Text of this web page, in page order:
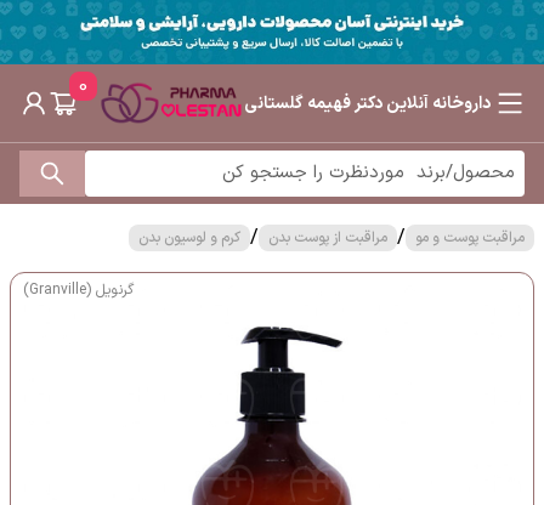
داروخانه آنلاین دکتر فهیمه گلستانی
0
مراقبت پوست و مو / مراقبت از پوست بدن / کرم و لوسیون بدن
گرنویل (Granville)